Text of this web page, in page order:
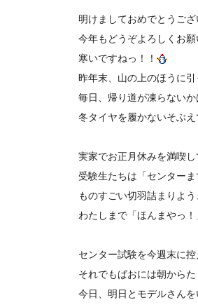
明けましておめでとうござ
今年もどうぞよろしくお願
寒いですねっ！！
昨年末、山の上のほうに引
毎日、帰り道が凍らない
冬タイヤを履かないそぶ
実家でお正月休みを満喫
受験生たちは「センター
ものすごい切羽詰まりよう
わたしまで「ほんまやっ
センター試験を今週末に控
それでもぱおには朝からた
今日、明日とモデルさんを